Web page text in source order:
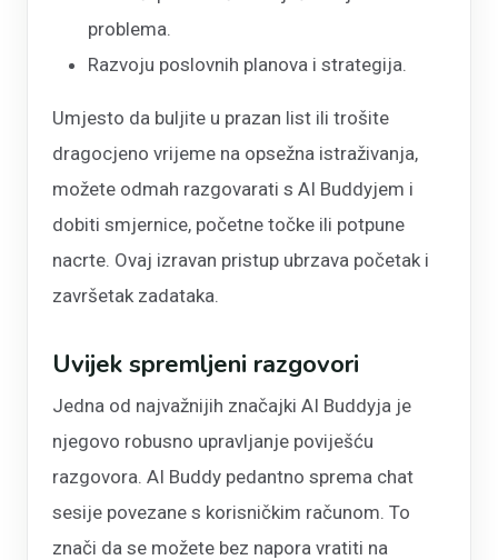
problema.
Razvoju poslovnih planova i strategija.
Umjesto da buljite u prazan list ili trošite
dragocjeno vrijeme na opsežna istraživanja,
možete odmah razgovarati s AI Buddyjem i
dobiti smjernice, početne točke ili potpune
nacrte. Ovaj izravan pristup ubrzava početak i
završetak zadataka.
Uvijek spremljeni razgovori
Jedna od najvažnijih značajki AI Buddyja je
njegovo robusno upravljanje poviješću
razgovora. AI Buddy pedantno sprema chat
sesije povezane s korisničkim računom. To
znači da se možete bez napora vratiti na